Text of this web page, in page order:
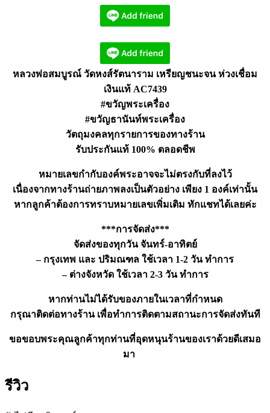
ชิ้นหลวงพ่อสมบูรณ์ วัดหงส์รัตนาราม เหรียญชนะจน ห่วงเชื่อม
เงินแท้ AC7439
#ขวัญพระเครื่อง
#ขวัญธานันท์พระเครื่อง
วัตถุมงคลทุกรายการของทางร้าน
รับประกันแท้ 100% ตลอดชีพ
หมายเลขกำกับองค์พระอาจจะไม่ตรงกับที่ลงไว้
เนื่องจากทางร้านถ่ายภาพลงเป็นตัวอย่าง เพียง 1 องค์เท่านั้น
หากลูกค้าต้องการทราบหมายเลขเพิ่มเติม ทักแชทได้เลยค่ะ
***การจัดส่ง***
จัดส่งของทุกวัน จันทร์-อาทิตย์
– กรุงเทพ และ ปริมณฑล ใช้เวลา 1-2 วัน ทำการ
– ต่างจังหวัด ใช้เวลา 2-3 วัน ทำการ
หากท่านไม่ได้รับของภายในเวลาที่กำหนด
กรุณาติดต่อทางร้าน เพื่อทำการติดตามสถานะการจัดส่งทันที
ขอขอบพระคุณลูกค้าทุกท่านที่อุดหนุนร้านของเราด้วยดีเสมอ
มา
รีวิว